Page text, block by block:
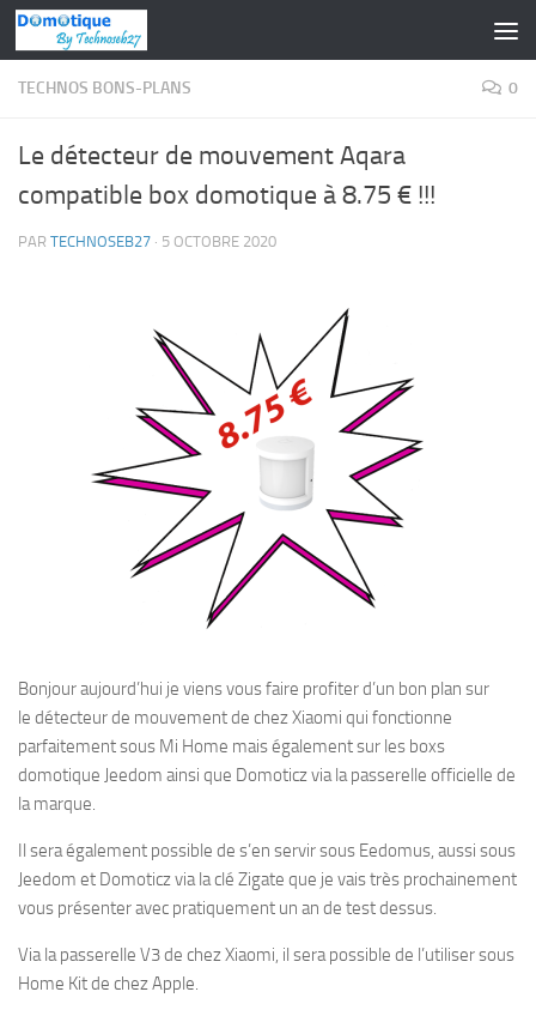
Skip to content
TECHNOS BONS-PLANS 0
Le détecteur de mouvement Aqara
compatible box domotique à 8.75 € !!!
PAR TECHNOSEB27 · 5 OCTOBRE 2020
Bonjour aujourd’hui je viens vous faire profiter d’un bon plan sur
le détecteur de mouvement de chez Xiaomi qui fonctionne
parfaitement sous Mi Home mais également sur les boxs
domotique Jeedom ainsi que Domoticz via la passerelle officielle de
la marque.
Il sera également possible de s’en servir sous Eedomus, aussi sous
Jeedom et Domoticz via la clé Zigate que je vais très prochainement
vous présenter avec pratiquement un an de test dessus.
Via la passerelle V3 de chez Xiaomi, il sera possible de l’utiliser sous
Home Kit de chez Apple.